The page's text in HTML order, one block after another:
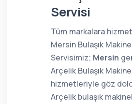
Servisi
Tüm markalara
Mersin Bulaşık
Servisimiz; Mersin
Arçelik Bulaşık
hizmetleriyle göz
Arçelik bulaşık